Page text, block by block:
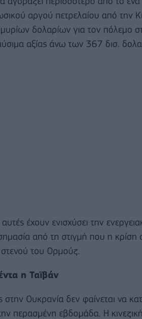
αργού πετρελαίου από την
δολαρίων για τον πόλεμο
αξίας άνω των 367 δισ.
έχουν ενισχύσει την
σημασία από τη στιγμή που η
του Ορμούζ.
η Ταϊβάν
Ουκρανία δεν φαίνεται να
περασμένη εβδομάδα. Η